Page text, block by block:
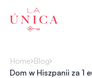
La Única
Home Blog
Dom w Hiszpanii za 1